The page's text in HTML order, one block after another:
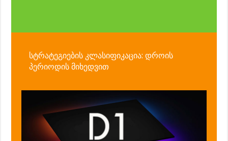
სტრატეგიების კლასიფიკაცია: დროის
პერიოდის მიხედვით